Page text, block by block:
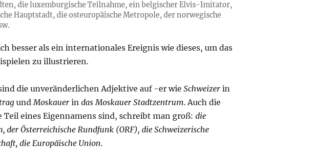
die luxemburgische Teilnahme, ein belgischer Elvis-Imitator,
Hauptstadt, die osteuropäische Metropole, der norwegische
besser als ein internationales Ereignis wie dieses, um das
zu illustrieren.
die unveränderlichen Adjektive auf -er wie Schweizerin
undMoskauerin das Moskauer Stadtzentrum. Auch die
Teil eines Eigennamens sind, schreibt man groß: die
der Österreichische Rundfunk (ORF), die Schweizerische
die Europäische Union.